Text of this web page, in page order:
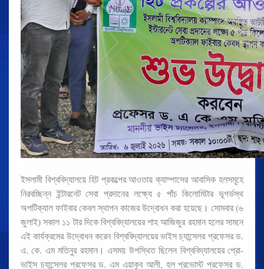
ইসলামী বিশ্ববিদ্যালয়ে হিট প্রকল্পের আওতায় ক্যাম্পাসের আবাসিক হলসমূহে
নিরবচ্ছিন্ন ইন্টারনেট সেবা প্রদানের লক্ষ্যে ৫ পাঁচ কিলোমিটার ভূগর্ভস্থ
অপটিক্যাল ফাইবার কেবল স্থাপন কাজের উদ্বোধন করা হয়েছে। সোমবার (৬
জুলাই) সকাল ১১ টার দিকে বিশ্ববিদ্যালয়ের শাহ আজিজুর রহমান হলের সামনে
এই কার্যক্রমের উদ্বোধন করেন বিশ্ববিদ্যালয়ের ভাইস চ্যান্সেলর প্রফেসর ড.
এ. কে. এম মতিনুর রহমান। এসময় উপস্থিত ছিলেন বিশ্ববিদ্যালয়ের প্রো-
ভাইস চ্যান্সেলর প্রফেসর ড. এম এয়াকুব আলী, হল প্রভোস্ট প্রফেসর ড.